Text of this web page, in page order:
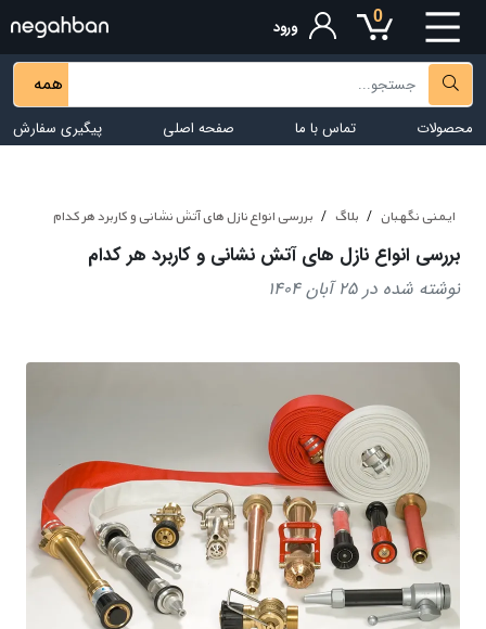
0 ورود
همه
محصولات تماس با ما صفحه اصلی پیگیری سفارش
ایمنی نگهبان بلاگ بررسی انواع نازل های آتش نشانی و کاربرد هر کدام
بررسی انواع نازل های آتش نشانی و کاربرد هر کدام
نوشته شده در 25 آبان 1404